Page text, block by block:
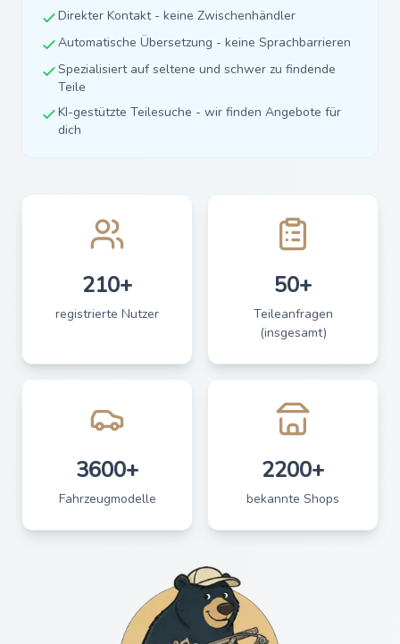
Direkter Kontakt - keine Zwischenhändler
Automatische Übersetzung - keine Sprachbarrieren
Spezialisiert auf seltene und schwer zu findende
Teile
KI-gestützte Teilesuche - wir finden Angebote für
dich
210+
registrierte Nutzer
50+
Teileanfragen
(insgesamt)
3600+
Fahrzeugmodelle
2200+
bekannte Shops